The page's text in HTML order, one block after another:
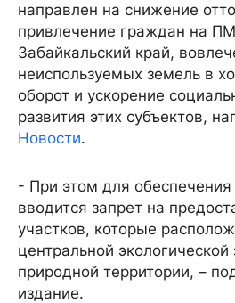
направлен на снижение
привлечение граждан на
Забайкальский край,
неиспользуемых земель в
оборот и ускорение
развития этих субъектов,
Новости.
- При этом для
вводится запрет на
участков, которые
центральной
природной территории, –
издание.